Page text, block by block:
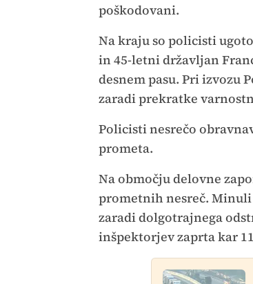
poškodovani.
Na kraju so policisti
in 45-letni državljan
desnem pasu. Pri izvozu
zaradi prekratke
Policisti nesrečo
prometa.
Na območju delovne
prometnih nesreč.
zaradi dolgotrajnega
inšpektorjev zaprta kar